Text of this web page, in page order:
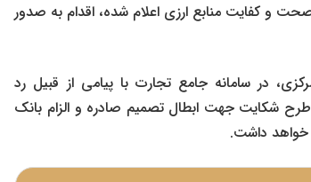
و کفایت منابع ارزی اعلام شده، اقدام به صدور
در سامانه جامع تجارت با پیامی از قبیل رد
شکایت جهت ابطال تصمیم صادره و الزام بانک
خواهد داشت.